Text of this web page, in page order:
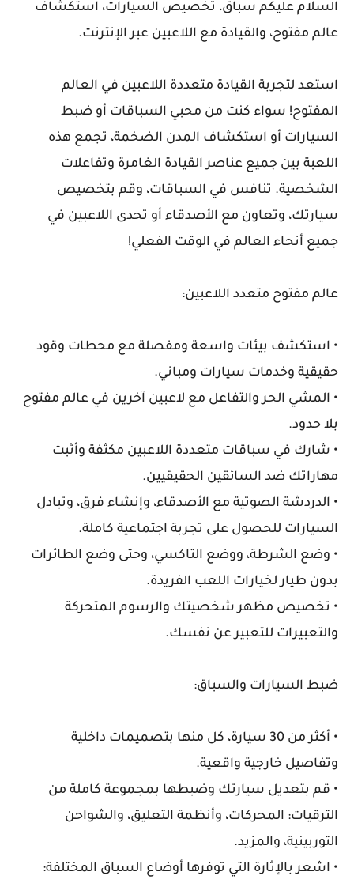
السلام عليكم سباق، تخصيص السيارات، استكشاف
عالم مفتوح، والقيادة مع اللاعبين عبر الإنترنت.
استعد لتجربة القيادة متعددة اللاعبين في العالم
المفتوح! سواء كنت من محبي السباقات أو ضبط
السيارات أو استكشاف المدن الضخمة، تجمع هذه
اللعبة بين جميع عناصر القيادة الغامرة وتفاعلات
الشخصية. تنافس في السباقات، وقم بتخصيص
سيارتك، وتعاون مع الأصدقاء أو تحدى اللاعبين في
جميع أنحاء العالم في الوقت الفعلي!
عالم مفتوح متعدد اللاعبين:
• استكشف بيئات واسعة ومفصلة مع محطات وقود
حقيقية وخدمات سيارات ومباني.
• المشي الحر والتفاعل مع لاعبين آخرين في عالم مفتوح
بلا حدود.
• شارك في سباقات متعددة اللاعبين مكثفة وأثبت
مهاراتك ضد السائقين الحقيقيين.
• الدردشة الصوتية مع الأصدقاء، وإنشاء فرق، وتبادل
السيارات للحصول على تجربة اجتماعية كاملة.
• وضع الشرطة، ووضع التاكسي، وحتى وضع الطائرات
بدون طيار لخيارات اللعب الفريدة.
• تخصيص مظهر شخصيتك والرسوم المتحركة
والتعبيرات للتعبير عن نفسك.
ضبط السيارات والسباق:
• أكثر من 30 سيارة، كل منها بتصميمات داخلية
وتفاصيل خارجية واقعية.
• قم بتعديل سيارتك وضبطها بمجموعة كاملة من
الترقيات: المحركات، وأنظمة التعليق، والشواحن
التوربينية، والمزيد.
• اشعر بالإثارة التي توفرها أوضاع السباق المختلفة: